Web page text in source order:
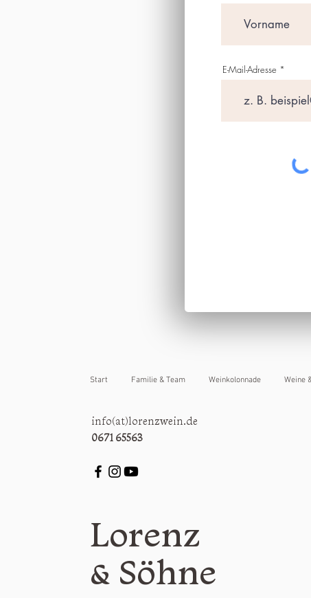
Start Familie & Team Weinkolonnade Weine
info(at)lorenzwein.de
0671 65563
Lorenz
& Söhne
E-Mail-Adresse